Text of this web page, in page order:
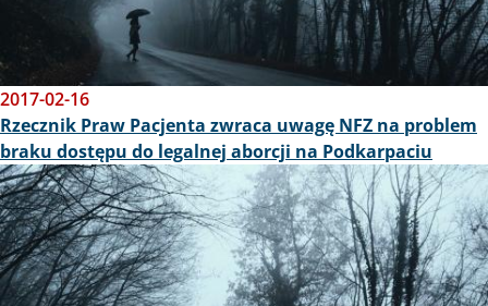
2017-02-16
Rzecznik Praw Pacjenta zwraca uwagę NFZ na problem
braku dostępu do legalnej aborcji na Podkarpaciu
Obraz